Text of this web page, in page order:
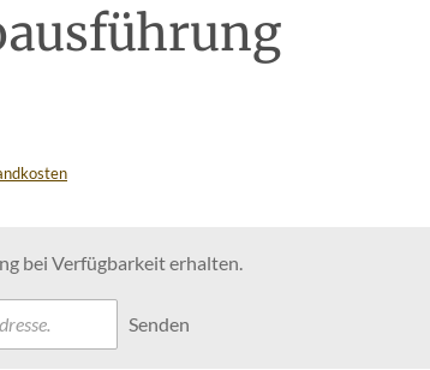
bei Verfügbarkeit erhalten.
Senden